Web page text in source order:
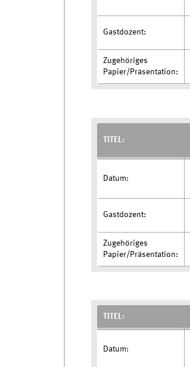
Gastdozent:
Zugehöriges
Papier/Präsentation:
TITEL:
Datum:
Gastdozent:
Zugehöriges
Papier/Präsentation:
TITEL:
Datum: